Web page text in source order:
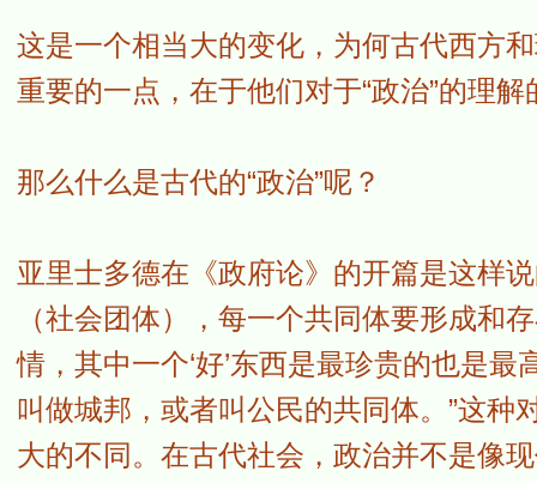
这是一个相当大的变化，为何古代西方
重要的一点，在于他们对于“政治”的理解
那么什么是古代的“政治”呢？
亚里士多德在《政府论》的开篇是这样
（社会团体），每一个共同体要形成和
情，其中一个‘好’东西是最珍贵的也是最
叫做城邦，或者叫公民的共同体。”这种
大的不同。在古代社会，政治并不是像